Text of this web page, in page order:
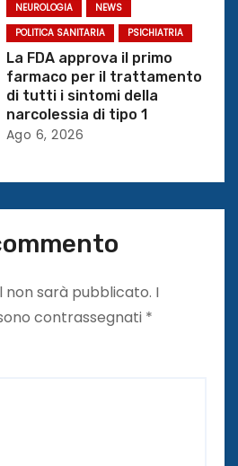
NEUROLOGIA
NEWS
POLITICA SANITARIA
PSICHIATRIA
La FDA approva il primo
farmaco per il trattamento
di tutti i sintomi della
narcolessia di tipo 1
Ago 6, 2026
non sarà pubblicato. I
contrassegnati *